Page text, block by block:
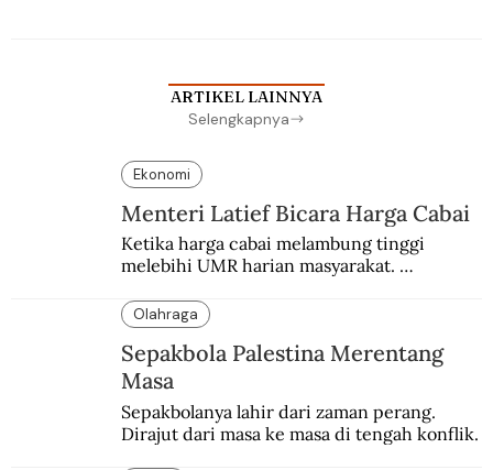
ARTIKEL LAINNYA
Selengkapnya
Ekonomi
Menteri Latief Bicara Harga Cabai
Ketika harga cabai melambung tinggi
melebihi UMR harian masyarakat.
Olahraga
Sepakbola Palestina Merentang
Masa
Sepakbolanya lahir dari zaman perang.
Dirajut dari masa ke masa di tengah konflik.